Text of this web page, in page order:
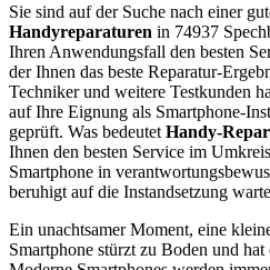
Sie sind auf der Suche nach einer
Handyreparaturen in 74937
Ihren Anwendungsfall den besten
der Ihnen das beste Reparatur-
Techniker und weitere Testkunden
auf Ihre Eignung als Smartphone-
geprüft. Was bedeutet Handy-
Ihnen den besten Service im
Smartphone in
beruhigt auf die Instandsetzung
Ein unachtsamer Moment, eine
Smartphone stürzt zu Boden und